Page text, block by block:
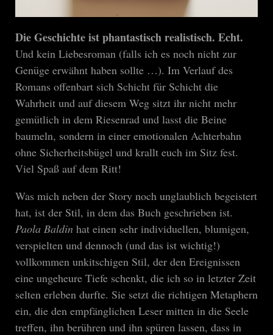
Die Geschichte ist phantastisch realistisch. Echt.
Und kein Liebesroman (falls ich es noch nicht zur
Genüge erwähnt haben sollte …). Im Verlauf des
Romans offenbart sich Schicht für Schicht die
Wahrheit und auf diesem Weg sitzt ihr nicht mehr
gemütlich in dem Riesenrad und lasst die Beine
baumeln, sondern in einer emotionalen Achterbahn
ohne Sicherheitsbügel und krallt euch im Sitz fest.
Viel Spaß auf dem Ritt!
Was mich neben der Story noch unglaublich begeistert
hat, ist der Stil, in dem das Buch geschrieben ist.
Paola Baldin hat einen sehr individuellen, blumigen,
verspielten und dennoch (und das ist wichtig!)
vollkommen unkitschigen Stil, der den Ereignissen
eine ungeheure Tiefe schenkt, die ich so in letzter Zeit
selten erleben durfte. Sie setzt die richtigen Metaphern
ein, die den empfänglichen Leser mitten in die Seele
treffen, ihn berühren und ihn spüren lassen, dass in